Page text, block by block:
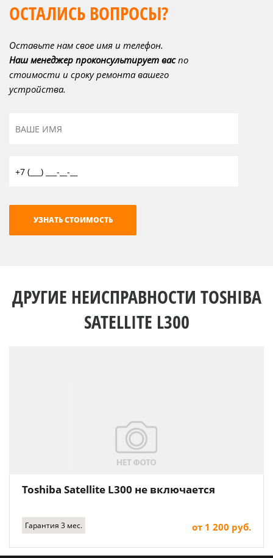
ОСТАЛИСЬ ВОПРОСЫ?
Оставьте нам свое имя и телефон.
Наш менеджер проконсультирует васпо
стоимости и сроку ремонта вашего
устройства.
ДРУГИЕ НЕИСПРАВНОСТИ TOSHIBA
SATELLITE L300
Toshiba Satellite L300 не включается
Гарантия 3 мес. от 1 200 руб.